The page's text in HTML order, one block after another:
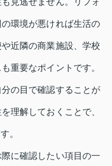
環境が悪ければ生活の
近隣の商業施設、学校
重要なポイントです。
の目で確認することが
理解しておくことで、
。
に確認したい項目の一